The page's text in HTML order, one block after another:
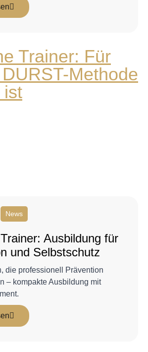
News
Ausbildung für
und Selbstschutz
die professionell Prävention
– kompakte Ausbildung mit